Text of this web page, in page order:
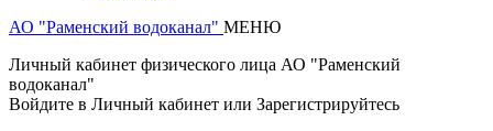
АО "Раменский водоканал" МЕНЮ
Личный кабинет физического лица АО "Раменский
водоканал"
Войдите в Личный кабинет или Зарегистрируйтесь